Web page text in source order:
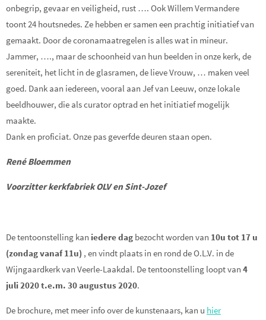
onbegrip, gevaar en veiligheid, rust …. Ook Willem Vermandere
toont 24 houtsnedes. Ze hebben er samen een prachtig initiatief van
gemaakt. Door de coronamaatregelen is alles wat in mineur.
Jammer, …., maar de schoonheid van hun beelden in onze kerk, de
sereniteit, het licht in de glasramen, de lieve Vrouw, … maken veel
goed. Dank aan iedereen, vooral aan Jef van Leeuw, onze lokale
beeldhouwer, die als curator optrad en het initiatief mogelijk
maakte.
Dank en proficiat. Onze pas geverfde deuren staan open.
René Bloemmen
Voorzitter kerkfabriek OLV en Sint-Jozef
De tentoonstelling kan iedere dag bezocht worden van 10u tot 17 u
(zondag vanaf 11u) , en vindt plaats in en rond de O.L.V. in de
Wijngaardkerk van Veerle-Laakdal. De tentoonstelling loopt van 4
juli 2020 t.e.m. 30 augustus 2020.
De brochure, met meer info over de kunstenaars, kan u hier